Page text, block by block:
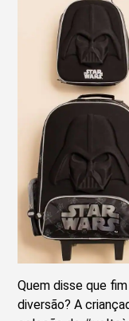
Quem disse que
diversão? A